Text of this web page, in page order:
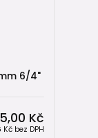
6/4"
Kč
Kč bez DPH